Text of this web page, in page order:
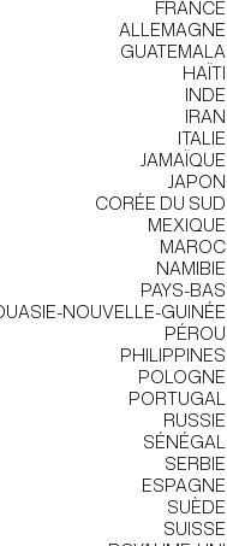
FRANCE
ALLEMAGNE
GUATEMALA
HAÏTI
INDE
IRAN
ITALIE
JAMAÏQUE
JAPON
CORÉE DU SUD
MEXIQUE
MAROC
NAMIBIE
PAYS-BAS
NOUVELLE-GUINÉE
PÉROU
PHILIPPINES
POLOGNE
PORTUGAL
RUSSIE
SÉNÉGAL
SERBIE
ESPAGNE
SUÈDE
SUISSE